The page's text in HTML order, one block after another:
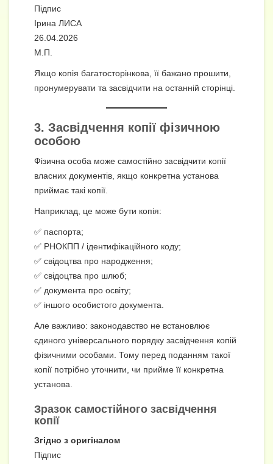
Підпис
Ірина ЛИСА
26.04.2026
М.П.
Якщо копія багатосторінкова, її бажано прошити,
пронумерувати та засвідчити на останній сторінці.
3. Засвідчення копії фізичною
особою
Фізична особа може самостійно засвідчити копії
власних документів, якщо конкретна установа
приймає такі копії.
Наприклад, це може бути копія:
✅ паспорта;
✅ РНОКПП / ідентифікаційного коду;
✅ свідоцтва про народження;
✅ свідоцтва про шлюб;
✅ документа про освіту;
✅ іншого особистого документа.
Але важливо: законодавство не встановлює
єдиного універсального порядку засвідчення копій
фізичними особами. Тому перед поданням такої
копії потрібно уточнити, чи прийме її конкретна
установа.
Зразок самостійного засвідчення
копії
Згідно з оригіналом
Підпис